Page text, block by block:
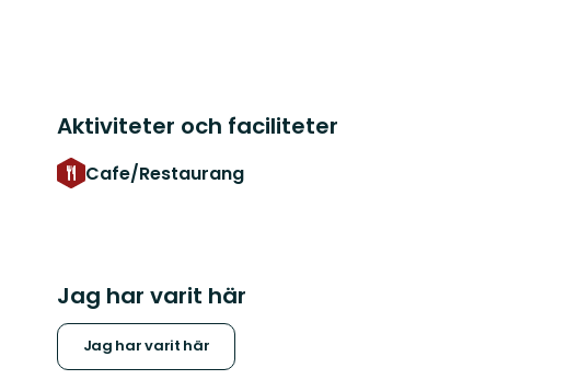
Aktiviteter och faciliteter
Cafe/Restaurang
Jag har varit här
Jag har varit här